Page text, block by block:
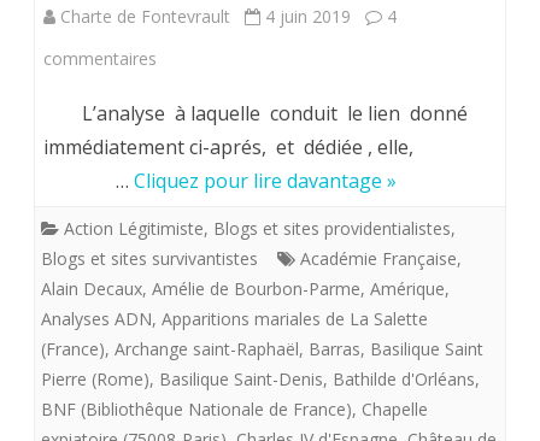
Charte de Fontevrault 4 juin 2019
4
commentaires
Volto,
Président
1991-
1994
(H)
de
L’analyse à laquelle conduit le lien donné
immédiatement ci-aprés, et dédiée , elle,
… Cliquez pour lire davantage »
Action Légitimiste, Blogs et sites providentialistes,
Blogs et sites survivantistes
Académie Française,
Alain Decaux, Amélie de Bourbon-Parme, Amérique,
Analyses ADN, Apparitions mariales de La Salette
(France), Archange saint-Raphaël, Barras, Basilique Saint
Pierre (Rome), Basilique Saint-Denis, Bathilde d'Orléans,
BNF (Bibliothêque Nationale de France), Chapelle